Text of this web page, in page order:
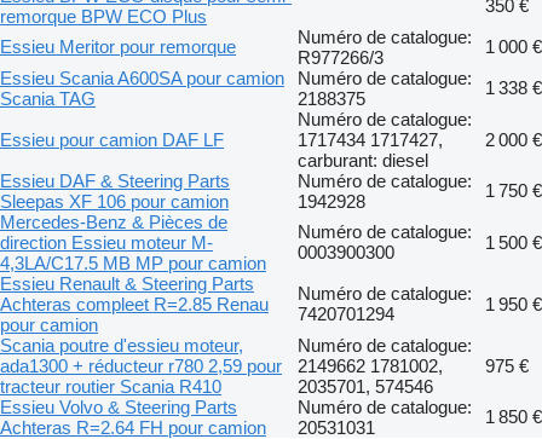
remorque BPW ECO Plus
350 €
Essieu Meritor pour remorque
Numéro de catalogue:
R977266/3
1 000 €
Essieu Scania A600SA pour camion
Scania TAG
Numéro de catalogue:
2188375
1 338 €
Essieu pour camion DAF LF
Numéro de catalogue:
1717434 1717427,
carburant: diesel
2 000 €
Essieu DAF & Steering Parts
Sleepas XF 106 pour camion
Numéro de catalogue:
1942928
1 750 €
Mercedes-Benz & Pièces de
direction Essieu moteur M-
4,3LA/C17.5 MB MP pour camion
Numéro de catalogue:
0003900300
1 500 €
Essieu Renault & Steering Parts
Achteras compleet R=2.85 Renau
pour camion
Numéro de catalogue:
7420701294
1 950 €
Scania poutre d'essieu moteur,
ada1300 + réducteur r780 2,59 pour
tracteur routier Scania R410
Numéro de catalogue:
2149662 1781002,
2035701, 574546
975 €
Essieu Volvo & Steering Parts
Achteras R=2.64 FH pour camion
Numéro de catalogue:
20531031
1 850 €